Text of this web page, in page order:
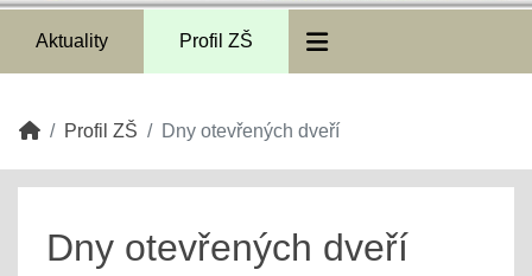
Aktuality Profil ZŠ
Profil ZŠ Dny otevřených dveří
Dny otevřených dveří